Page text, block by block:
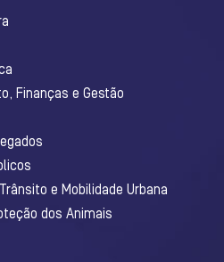
Finanças e Gestão
e Mobilidade Urbana
dos Animais